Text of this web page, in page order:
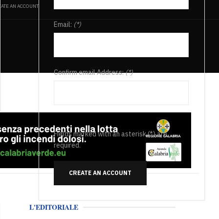
AN ACCOUNT
Email: (*)
Confirm email Address:(*)
Fields marked with an asterisk (*) are
required.
CREATE AN ACCOUNT
L'EDITORIALE